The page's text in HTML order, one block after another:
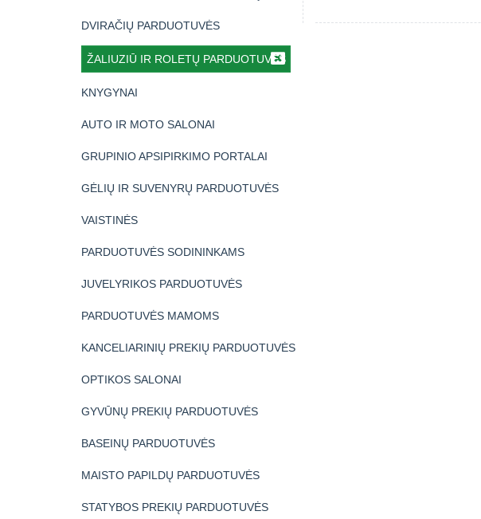
DVIRAČIŲ PARDUOTUVĖS
ŽALIUZIŪ IR ROLETŲ PARDUOTUVĖS
KNYGYNAI
AUTO IR MOTO SALONAI
GRUPINIO APSIPIRKIMO PORTALAI
GĖLIŲ IR SUVENYRŲ PARDUOTUVĖS
VAISTINĖS
PARDUOTUVĖS SODININKAMS
JUVELYRIKOS PARDUOTUVĖS
PARDUOTUVĖS MAMOMS
KANCELIARINIŲ PREKIŲ PARDUOTUVĖS
OPTIKOS SALONAI
GYVŪNŲ PREKIŲ PARDUOTUVĖS
BASEINŲ PARDUOTUVĖS
MAISTO PAPILDŲ PARDUOTUVĖS
STATYBOS PREKIŲ PARDUOTUVĖS